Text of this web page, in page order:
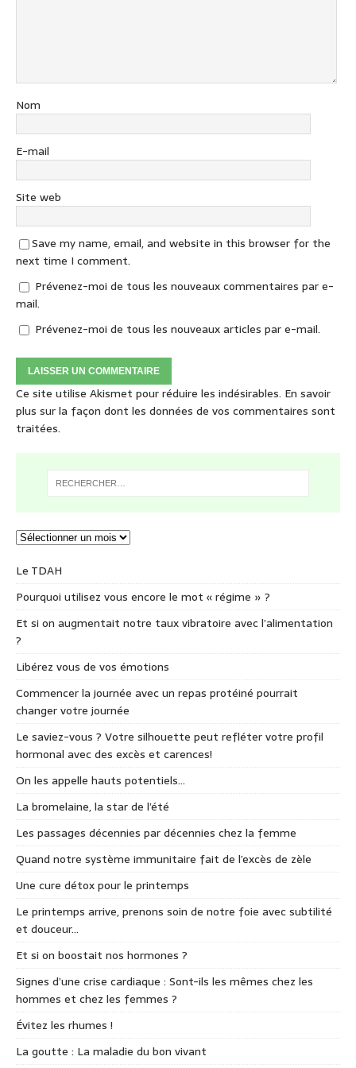
Nom
E-mail
Site web
Save my name, email, and website in this browser for the
next time I comment.
Prévenez-moi de tous les nouveaux commentaires par e-
mail.
Prévenez-moi de tous les nouveaux articles par e-mail.
Ce site utilise Akismet pour réduire les indésirables. En savoir
plus sur la façon dont les données de vos commentaires sont
traitées.
Le TDAH
Pourquoi utilisez vous encore le mot « régime » ?
Et si on augmentait notre taux vibratoire avec l’alimentation
?
Libérez vous de vos émotions
Commencer la journée avec un repas protéiné pourrait
changer votre journée
Le saviez-vous ? Votre silhouette peut refléter votre profil
hormonal avec des excès et carences!
On les appelle hauts potentiels…
La bromelaine, la star de l’été
Les passages décennies par décennies chez la femme
Quand notre système immunitaire fait de l’excès de zèle
Une cure détox pour le printemps
Le printemps arrive, prenons soin de notre foie avec subtilité
et douceur…
Et si on boostait nos hormones ?
Signes d’une crise cardiaque : Sont-ils les mêmes chez les
hommes et chez les femmes ?
Évitez les rhumes !
La goutte : La maladie du bon vivant